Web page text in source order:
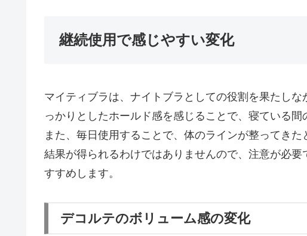
継続使用で感じやすい変化
マイティブラは、ナイトブラとしての役割を果たし
っかりとしたホールド感を感じることで、寝ている
また、毎日使用することで、体のラインが整ってき
結果が得られるわけではありませんので、注意が必
すすめします。
デコルテのボリューム感の変化